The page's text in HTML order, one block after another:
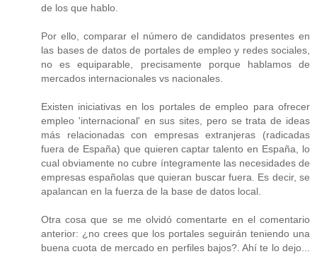
de los que hablo.
Por ello, comparar el número de candidatos presentes en
las bases de datos de portales de empleo y redes sociales,
no es equiparable, precisamente porque hablamos de
mercados internacionales vs nacionales.
Existen iniciativas en los portales de empleo para ofrecer
empleo 'internacional' en sus sites, pero se trata de ideas
más relacionadas con empresas extranjeras (radicadas
fuera de España) que quieren captar talento en España, lo
cual obviamente no cubre íntegramente las necesidades de
empresas españolas que quieran buscar fuera. Es decir, se
apalancan en la fuerza de la base de datos local.
Otra cosa que se me olvidó comentarte en el comentario
anterior: ¿no crees que los portales seguirán teniendo una
buena cuota de mercado en perfiles bajos?. Ahí te lo dejo...